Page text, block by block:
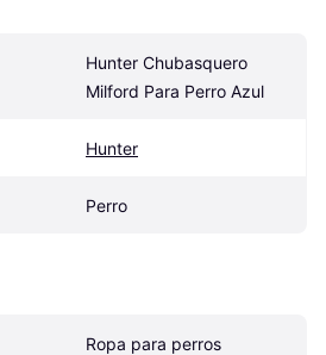
Hunter Chubasquero
Milford Para Perro Azul
Hunter
Perro
Ropa para perros